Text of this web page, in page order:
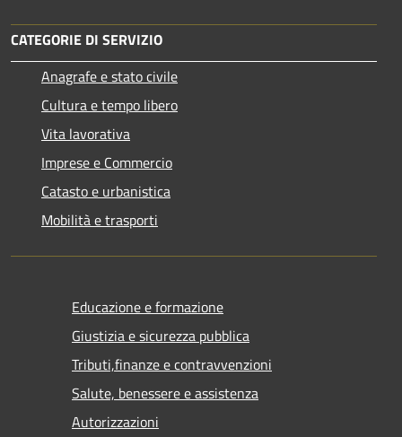
CATEGORIE DI SERVIZIO
Anagrafe e stato civile
Cultura e tempo libero
Vita lavorativa
Imprese e Commercio
Catasto e urbanistica
Mobilità e trasporti
Educazione e formazione
Giustizia e sicurezza pubblica
Tributi,finanze e contravvenzioni
Salute, benessere e assistenza
Autorizzazioni